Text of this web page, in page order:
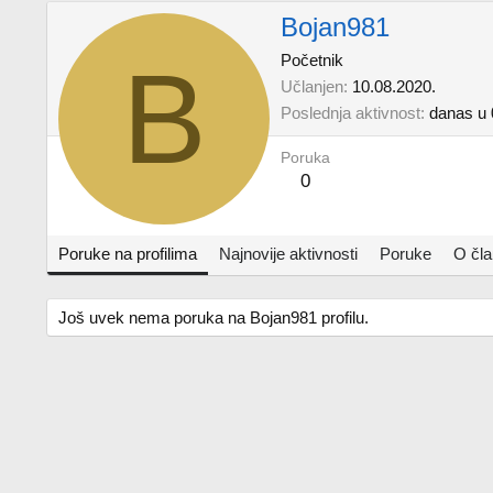
B
Bojan981
Početnik
Učlanjen 10.08.2020.
Poslednja aktivnost danas u
Poruka
0
Poruke na profilima Najnovije aktivnosti Poruke O
Još uvek nema poruka na Bojan981 profilu.